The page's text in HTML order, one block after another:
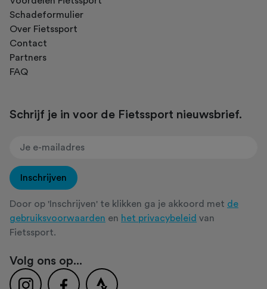
Schadeformulier
Over Fietssport
Contact
Partners
FAQ
Schrijf je in voor de Fietssport nieuwsbrief.
Inschrijven
Door op 'Inschrijven' te klikken ga je akkoord met de
gebruiksvoorwaarden en het privacybeleid van
Fietssport.
Volg ons op...